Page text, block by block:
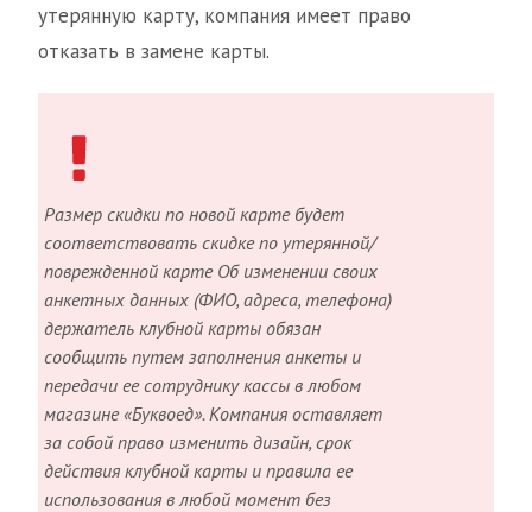
утерянную карту, компания имеет право
отказать в замене карты.
Размер скидки по новой карте будет
соответствовать скидке по утерянной/
поврежденной карте Об изменении своих
анкетных данных (ФИО, адреса, телефона)
держатель клубной карты обязан
сообщить путем заполнения анкеты и
передачи ее сотруднику кассы в любом
магазине «Буквоед». Компания оставляет
за собой право изменить дизайн, срок
действия клубной карты и правила ее
использования в любой момент без